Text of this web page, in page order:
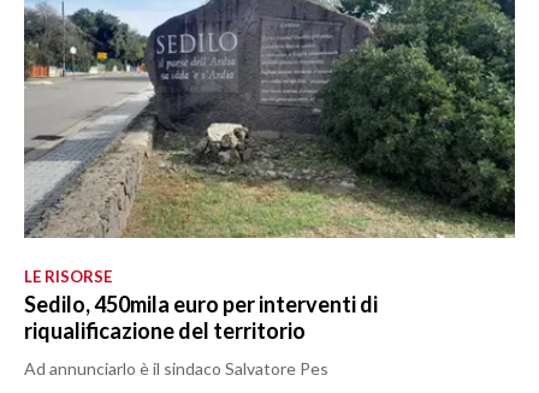
LE RISORSE
Sedilo, 450mila euro per interventi di
riqualificazione del territorio
Ad annunciarlo è il sindaco Salvatore Pes